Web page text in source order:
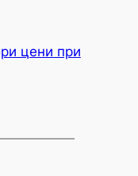
цени при